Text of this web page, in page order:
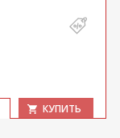
КУПИТЬ